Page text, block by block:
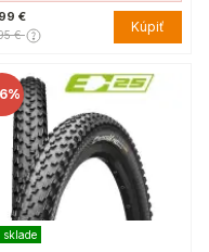
€
€ Kúpiť
sklade